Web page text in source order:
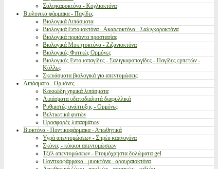
Σαλιγκαροκτόνα - Κοχλιοκτόνα
Βιολογικά φάρμακα - Παγίδες
Βιολογικά Λιπάσματα
Βιολογικά Εντομοκτόνα - Ακαρεοκτόνα - Σαλιγκαροκτόνα
Βιολογικά προιόντα προστασίας
Βιολογικά Μυκητοκτόνα - Ζιζανιοκτόνα
Βιολογικές Φυτικές Ορμόνες
Βιολογικές Εντομοπαγίδες - Σαλιγκαροπαγίδες - Παγίδες ερπετών -
Κόλλες
Σκευάσματα βιολογικά για απεντομώσεις
Λιπάσματα - Ορμόνες
Κοκκώδη χημικά λιπάσματα
Λιπάσματα υδατοδιαλυτά διαφυλλικά
Ρυθμιστές ανάπτυξης - Ορμόνες
Βελτιωτικά φυτών
Προσφορές λιπασμάτων
Βιοκτόνα - Ποντικοφάρμακα - Απωθητικά
Υγρά απεντομώσεων - Σπρέυ καπνογόνα
Σκόνες - κόκκοι απεντομώσεων
Τζέλ απεντομώσεων - Ετοιμόχρηστα δολώματα gel
Ποντικοφάρμακα - μυοκτόνα - αρουραιοκτόνα